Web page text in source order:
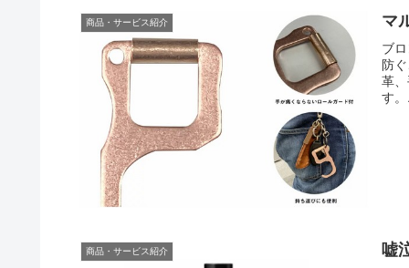
商品・サービス紹介 マ
ブ
防
革
す
商品・サービス紹介 嘘